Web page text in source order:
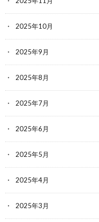
2025年10月
2025年9月
2025年8月
2025年7月
2025年6月
2025年5月
2025年4月
2025年3月